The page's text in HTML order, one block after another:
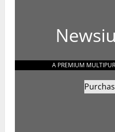
A PREMIUM